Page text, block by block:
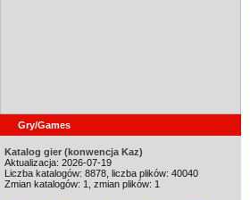
Gry/Games
Katalog gier (konwencja Kaz)
Aktualizacja: 2026-07-19
Liczba katalogów: 8878, liczba plików: 40040
Zmian katalogów: 1, zmian plików: 1